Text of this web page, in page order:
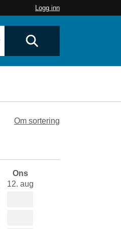
Logg inn
Om sortering
Ons
12. aug